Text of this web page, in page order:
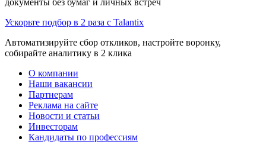
Ускорьте подбор в 2 раза с Talantix
Автоматизируйте сбор откликов, настройте воронку,
собирайте аналитику в 2 клика
О компании
Наши вакансии
Партнерам
Реклама на сайте
Новости и статьи
Инвесторам
Кандидаты по профессиям